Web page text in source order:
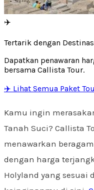
✈️
Tertarik dengan
Dapatkan penawaran
bersama Callista Tour.
✈️ Lihat Semua Paket
Kamu ingin
Tanah Suci? Callista
menawarkan
dengan harga
Holyland yang sesuai